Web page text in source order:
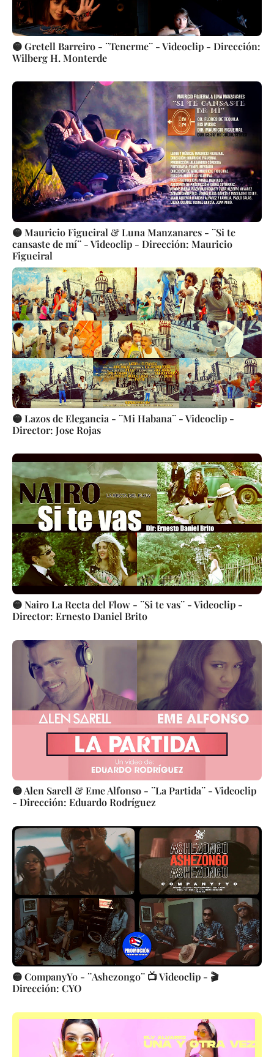
🟡 Gretell Barreiro - ¨Tenerme¨ - Videoclip - Dirección:
Wilberg H. Monterde
🟡 Mauricio Figueiral & Luna Manzanares - ¨Si te
cansaste de mí¨ - Videoclip - Dirección: Mauricio
Figueiral
🟡 Lazos de Elegancia - ¨Mi Habana¨ - Videoclip -
Director: Jose Rojas
🟡 Nairo La Recta del Flow - ¨Si te vas¨ - Videoclip -
Director: Ernesto Daniel Brito
🟡 Alen Sarell & Eme Alfonso - ¨La Partida¨ - Videoclip
- Dirección: Eduardo Rodríguez
🟡 CompanyYo - ¨Ashezongo¨ 📺 Videoclip - 🎬
Dirección: CYO